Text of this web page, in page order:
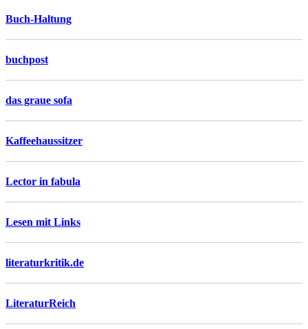
Buch-Haltung
buchpost
das graue sofa
Kaffeehaussitzer
Lector in fabula
Lesen mit Links
literaturkritik.de
LiteraturReich